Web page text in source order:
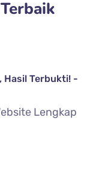
Hasil Terbukti! -
Lengkap